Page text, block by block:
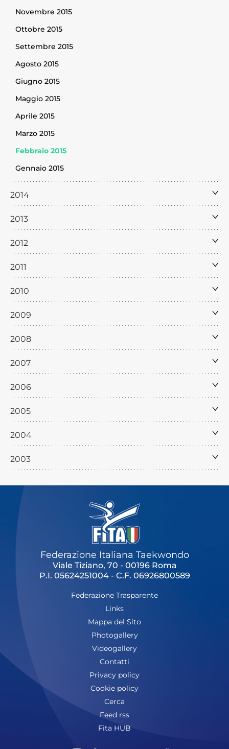
Novembre 2015
Ottobre 2015
Settembre 2015
Agosto 2015
Giugno 2015
Maggio 2015
Aprile 2015
Marzo 2015
Febbraio 2015
Gennaio 2015
2014
2013
2012
2011
2010
2009
2008
2007
2006
2005
2004
2003
Federazione Italiana Taekwondo
Viale Tiziano, 70 - 00196 Roma
P.I. 05624251004 - C.F. 06926800589
Federazione Trasparente
Links
Mappa del Sito
Photogallery
Videogallery
Contatti
Privacy policy
Cookie policy
Cerca
Feed rss
Fita HUB